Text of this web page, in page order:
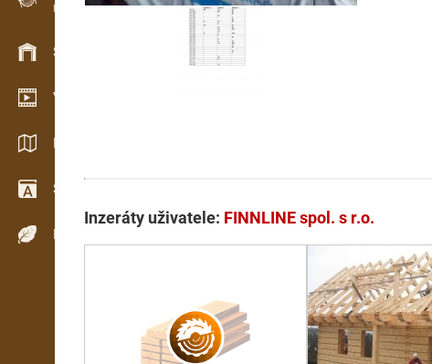
Evidence dřeva v terénu
Skladové hospodářství
Video showroom
Katalogy / Brožury
Slovník
Dřeviny
Inzeráty uživatele: FINNLINE spol. s r.o.